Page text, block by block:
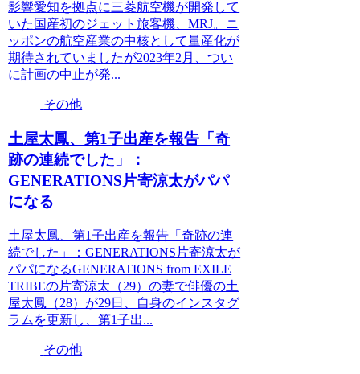
影響愛知を拠点に三菱航空機が開発して
いた国産初のジェット旅客機、MRJ。ニ
ッポンの航空産業の中核として量産化が
期待されていましたが2023年2月、つい
に計画の中止が発...
その他
土屋太鳳、第1子出産を報告「奇
跡の連続でした」：
GENERATIONS片寄涼太がパパ
になる
土屋太鳳、第1子出産を報告「奇跡の連
続でした」：GENERATIONS片寄涼太が
パパになるGENERATIONS from EXILE
TRIBEの片寄涼太（29）の妻で俳優の土
屋太鳳（28）が29日、自身のインスタグ
ラムを更新し、第1子出...
その他